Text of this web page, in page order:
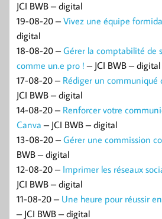
JCI BWB – digital
19-08-20 – Vivez une équipe
digital
18-08-20 – Gérer la comptabilité de
comme un.e pro ! – JCI BWB – digital
17-08-20 – Rédiger un communiqué
JCI BWB – digital
14-08-20 – Renforcer votre
Canva – JCI BWB – digital
13-08-20 – Gérer une commission
BWB – digital
12-08-20 – Imprimer les réseaux
JCI BWB – digital
11-08-20 – Une heure pour réussir
– JCI BWB – digital